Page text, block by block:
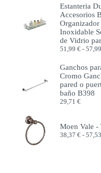
Estanteria
Accesorios
Inoxidable
de Vidrio
51,99€ -
Ganchos
Cromo
pared o
baño B398
29,71€
Moen Vale -
38,37€ -